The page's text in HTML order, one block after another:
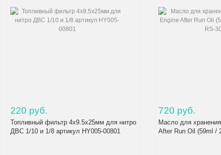
220 руб.
Топливный фильтр 4х9.5х25мм для нитро
ДВС 1/10 и 1/8 артикул HY005-00801
720 руб.
Масло для
After Run Oil (59ml /